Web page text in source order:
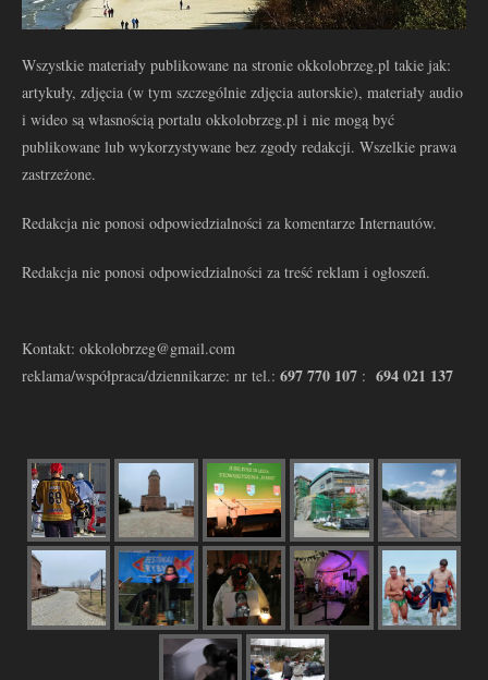
Wszystkie materiały publikowane na stronie okkolobrzeg.pl takie jak:
artykuły, zdjęcia (w tym szczególnie zdjęcia autorskie), materiały audio
i wideo są własnością portalu okkolobrzeg.pl i nie mogą być
publikowane lub wykorzystywane bez zgody redakcji. Wszelkie prawa
zastrzeżone.
Redakcja nie ponosi odpowiedzialności za komentarze Internautów.
Redakcja nie ponosi odpowiedzialności za treść reklam i ogłoszeń.
Kontakt: okkolobrzeg@gmail.com
reklama/współpraca/dziennikarze: nr tel.: 697 770 107 : 694 021 137